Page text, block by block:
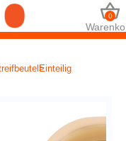
0
Einteilig